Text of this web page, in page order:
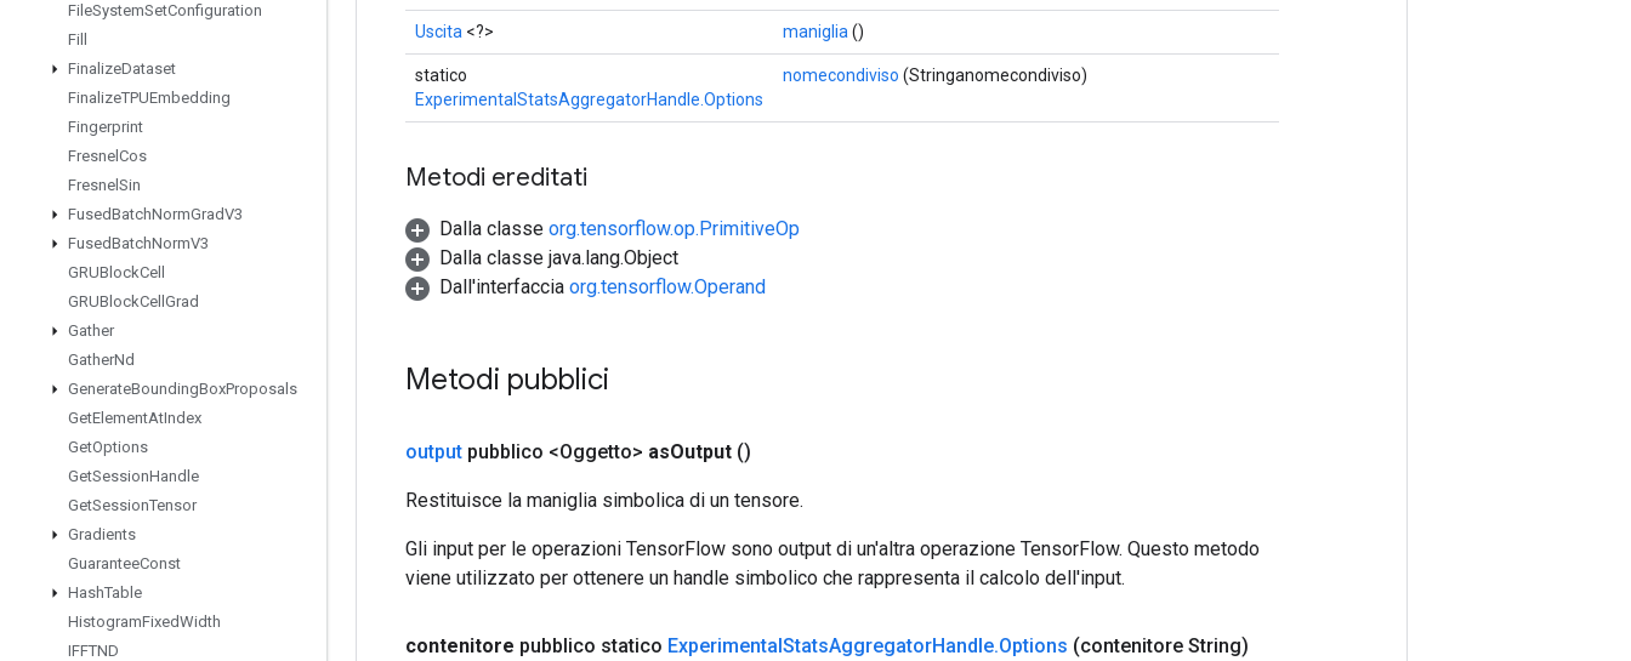
FileSystemSetConfiguration
Fill
FinalizeDataset
FinalizeTPUEmbedding
Fingerprint
Fresnel Cos
Fresnel Sin
FusedBatchNormGradV3
FusedBatchNormV3
GRUBlockCell
GRUBlockCell Grad
Gather
GatherNd
GenerateBoundingBoxProposals
GetElementAtIndex
GetOptions
GetSessionHandle
GetSessionTensor
Gradients
GuaranteeConst
HashTable
HistogramFixedWidth
IFFTND
Uscita <?> maniglia ()
statico
ExperimentalStatsAggregatorHandle.Options
nomecondiviso (Stringanomecondiviso)
Metodi ereditati
Dalla classe org.tensorflow.op.PrimitiveOp
Dalla classe java.lang.Object
Dall'interfaccia org.tensorflow.Operand
Metodi pubblici
output pubblico <Oggetto> asOutput ()
Restituisce la maniglia simbolica di un tensore.
Gli input per le operazioni TensorFlow sono output di un'altra operazione TensorFlow. Questo metodo
viene utilizzato per ottenere un handle simbolico che rappresenta il calcolo dell'input.
contenitore pubblico statico ExperimentalStatsAggregatorHandle.Options (contenitore String)